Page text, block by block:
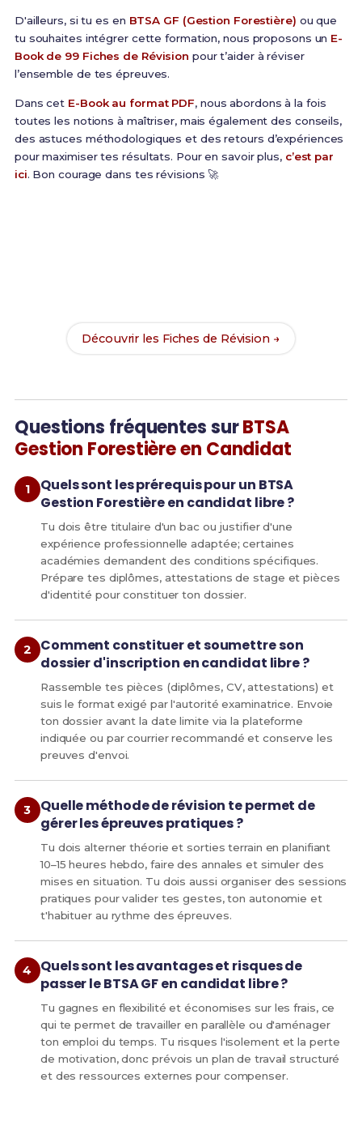
D'ailleurs, si tu es en BTSA GF (Gestion Forestière) ou que
tu souhaites intégrer cette formation, nous proposons un E-
Book de 99 Fiches de Révision pour t’aider à réviser
l’ensemble de tes épreuves.
Dans cet E-Book au format PDF, nous abordons à la fois
toutes les notions à maîtriser, mais également des conseils,
des astuces méthodologiques et des retours d’expériences
pour maximiser tes résultats. Pour en savoir plus, c’est par
ici. Bon courage dans tes révisions 🚀
Découvrir les Fiches de Révision →
Questions fréquentes surBTSA
Gestion Forestière en Candidat
Quels sont les prérequis pour un BTSA
Gestion Forestière en candidat libre ?
Tu dois être titulaire d'un bac ou justifier d'une
expérience professionnelle adaptée; certaines
académies demandent des conditions spécifiques.
Prépare tes diplômes, attestations de stage et pièces
d'identité pour constituer ton dossier.
Comment constituer et soumettre son
dossier d'inscription en candidat libre ?
Rassemble tes pièces (diplômes, CV, attestations) et
suis le format exigé par l'autorité examinatrice. Envoie
ton dossier avant la date limite via la plateforme
indiquée ou par courrier recommandé et conserve les
preuves d'envoi.
Quelle méthode de révision te permet de
gérer les épreuves pratiques ?
Tu dois alterner théorie et sorties terrain en planifiant
10–15 heures hebdo, faire des annales et simuler des
mises en situation. Tu dois aussi organiser des sessions
pratiques pour valider tes gestes, ton autonomie et
t'habituer au rythme des épreuves.
Quels sont les avantages et risques de
passer le BTSA GF en candidat libre ?
Tu gagnes en flexibilité et économises sur les frais, ce
qui te permet de travailler en parallèle ou d'aménager
ton emploi du temps. Tu risques l'isolement et la perte
de motivation, donc prévois un plan de travail structuré
et des ressources externes pour compenser.